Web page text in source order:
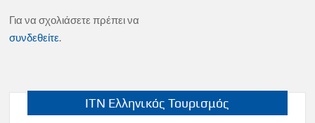
Για να σχολιάσετε πρέπει να
συνδεθείτε.
ITN Ελληνικός Τουρισμός